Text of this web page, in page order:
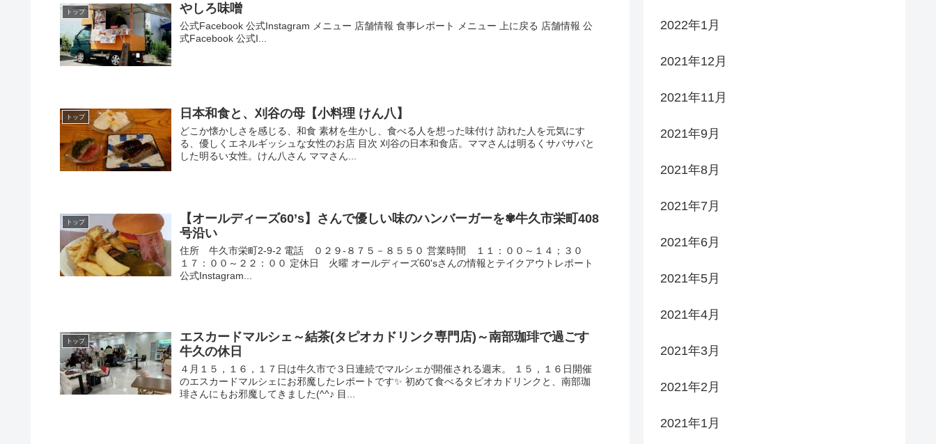
トップ やしろ味噌
公式Facebook 公式Instagram メニュー 店舗情報 食事レポート メニュー 上に戻る 店舗情報 公
式Facebook 公式I...
トップ 日本和食と、刈谷の母【小料理 けん八】
どこか懐かしさを感じる、和食 素材を生かし、食べる人を想った味付け 訪れた人を元気にす
る、優しくエネルギッシュな女性のお店 目次 刈谷の日本和食店。ママさんは明るくサバサバと
した明るい女性。けん八さん ママさん...
トップ
【オールディーズ60’s】さんで優しい味のハンバーガーを✾牛久市栄町408
号沿い
住所 牛久市栄町2-9-2 電話 ０２９-８７５－８５５０ 営業時間 １１：００～１４；３０
１７：００～２２：００ 定休日 火曜 オールディーズ60'sさんの情報とテイクアウトレポート
公式Instagram...
トップ
エスカードマルシェ～結茶(タピオカドリンク専門店)～南部珈琲で過ごす
牛久の休日
４月１５，１６，１７日は牛久市で３日連続でマルシェが開催される週末。 １５，１６日開催
のエスカードマルシェにお邪魔したレポートです✨ 初めて食べるタピオカドリンクと、南部珈
琲さんにもお邪魔してきました(^^♪ 目...
2022年1月
2021年12月
2021年11月
2021年9月
2021年8月
2021年7月
2021年6月
2021年5月
2021年4月
2021年3月
2021年2月
2021年1月